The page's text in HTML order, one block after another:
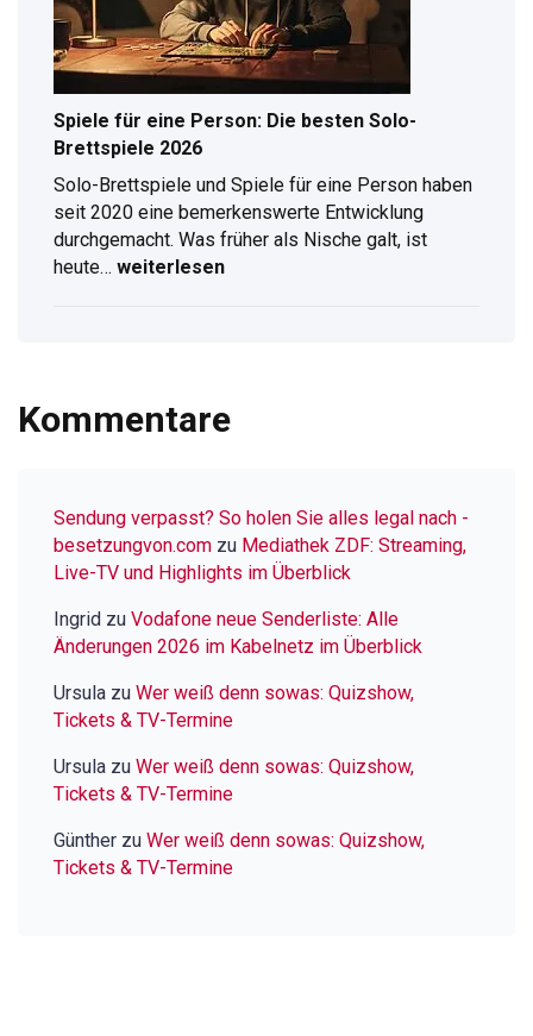
Free-
TV
&
Stream
Computer
Spiele für eine Person: Die besten Solo-
Brettspiele 2026
Solo-Brettspiele und Spiele für eine Person haben
seit 2020 eine bemerkenswerte Entwicklung
durchgemacht. Was früher als Nische galt, ist
heute… Spiele
besten
Solo-
weiterlesen
Kommentare
Sendung verpasst? So holen Sie alles legal nach -
besetzungvon.com zu Mediathek ZDF: Streaming,
Live-TV und Highlights im Überblick
Ingrid zu Vodafone neue Senderliste: Alle
Änderungen 2026 im Kabelnetz im Überblick
Ursula zu Wer weiß denn sowas: Quizshow,
Tickets & TV-Termine
Ursula zu Wer weiß denn sowas: Quizshow,
Tickets & TV-Termine
Günther zu Wer weiß denn sowas: Quizshow,
Tickets & TV-Termine